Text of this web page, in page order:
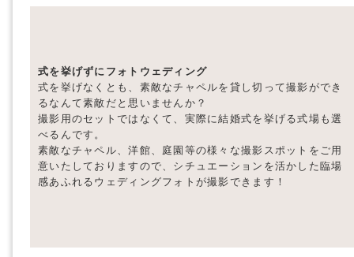
式を挙げずにフォトウェディング
式を挙げなくとも、素敵なチャペルを貸し切って撮影ができ
るなんて素敵だと思いませんか？
撮影用のセットではなくて、実際に結婚式を挙げる式場も選
べるんです。
素敵なチャペル、洋館、庭園等の様々な撮影スポットをご用
意いたしておりますので、シチュエーションを活かした臨場
感あふれるウェディングフォトが撮影できます！